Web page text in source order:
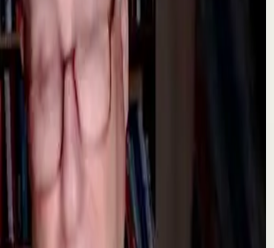
con tu pareja | Por el Placer
Lozano
pleitos con tu pareja se pudieran
discusiones comienzan por un gran
veces nacen de malos ...